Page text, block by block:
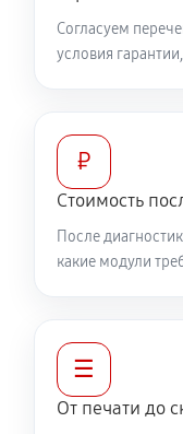
Согласуем
условия
₽
Стоимость
После
какие модули
☰
От печати до